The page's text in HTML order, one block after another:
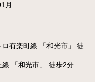
月
ロ有楽町線 「和光市 」 徒
線 「和光市 」 徒歩2分